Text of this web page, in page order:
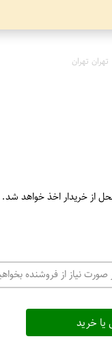
تهران تهران
از خریدار اخذ خواهد شد.
نیاز از فروشنده
خرید